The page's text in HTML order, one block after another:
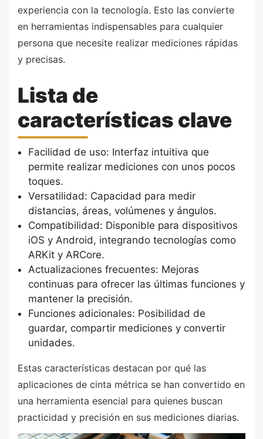
experiencia con la tecnología. Esto las convierte
en herramientas indispensables para cualquier
persona que necesite realizar mediciones rápidas
y precisas.
Lista de
características clave
Facilidad de uso: Interfaz intuitiva que
permite realizar mediciones con unos pocos
toques.
Versatilidad: Capacidad para medir
distancias, áreas, volúmenes y ángulos.
Compatibilidad: Disponible para dispositivos
iOS y Android, integrando tecnologías como
ARKit y ARCore.
Actualizaciones frecuentes: Mejoras
continuas para ofrecer las últimas funciones y
mantener la precisión.
Funciones adicionales: Posibilidad de
guardar, compartir mediciones y convertir
unidades.
Estas características destacan por qué las
aplicaciones de cinta métrica se han convertido en
una herramienta esencial para quienes buscan
practicidad y precisión en sus mediciones diarias.